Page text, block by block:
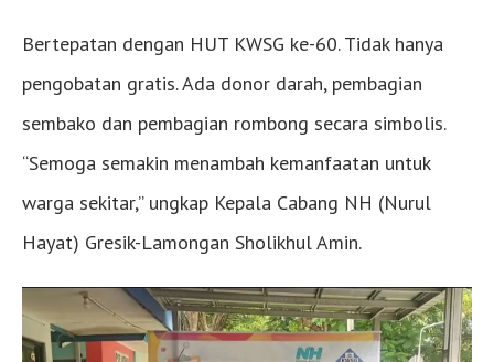
Bertepatan dengan HUT KWSG ke-60. Tidak hanya
pengobatan gratis. Ada donor darah, pembagian
sembako dan pembagian rombong secara simbolis.
“Semoga semakin menambah kemanfaatan untuk
warga sekitar,” ungkap Kepala Cabang NH (Nurul
Hayat) Gresik-Lamongan Sholikhul Amin.